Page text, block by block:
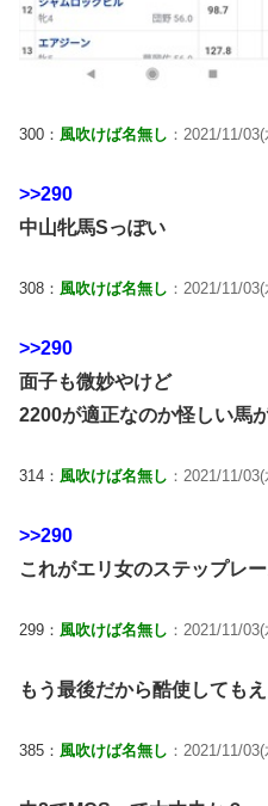
300： 風吹けば名無し ：2021/11/
>>290
中山牝馬Sっぽい
308： 風吹けば名無し ：2021/11/
>>290
面子も微妙やけど
2200が適正なのか怪しい馬
314： 風吹けば名無し ：2021/11/
>>290
これがエリ女のステップレ
299： 風吹けば名無し ：2021/11/
もう最後だから酷使しても
385： 風吹けば名無し ：2021/11/